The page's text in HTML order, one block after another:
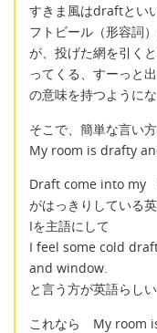
すきま風はdraftとい
フトビール（形容詞
が、投げた網を引く
ってくる、すーっと
の意味を持つように
そこで、簡単な言い
My room is drafty
Draft come into my
がはっきりしている
Iを主語にして
I feel some cold
and window.
と言う方が英語らしい
これなら My room